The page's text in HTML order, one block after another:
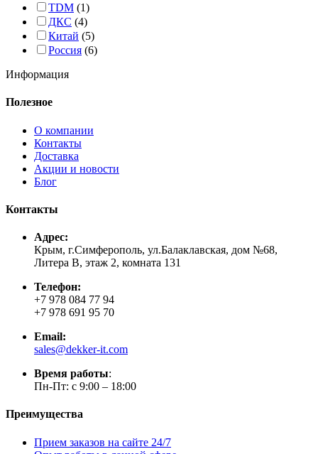
TDM (1)
ДКС (4)
Китай (5)
Россия (6)
Информация
Полезное
О компании
Контакты
Доставка
Акции и новости
Блог
Контакты
Адрес:
Крым, г.Симферополь, ул.Балаклавская, дом №68,
Литера В, этаж 2, комната 131
Телефон:
+7 978 084 77 94
+7 978 691 95 70
Email:
sales@dekker-it.com
Время работы:
Пн-Пт: с 9:00 – 18:00
Преимущества
Прием заказов на сайте 24/7